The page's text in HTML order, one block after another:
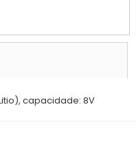
capacidade: 8V